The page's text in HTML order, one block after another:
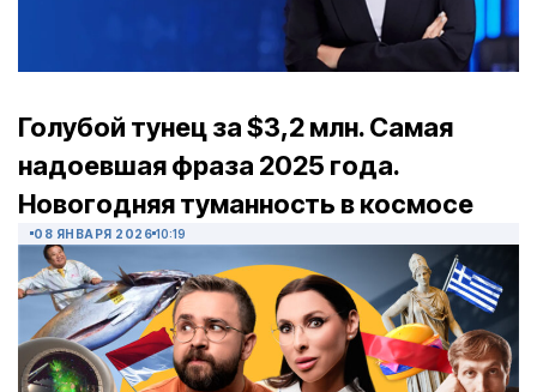
Голубой тунец за $3,2 млн. Самая
надоевшая фраза 2025 года.
Новогодняя туманность в космосе
08 ЯНВАРЯ 2026 10:19